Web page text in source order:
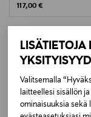
LISÄTIETOJA
Valitsemalla
laitteellesi sisällön
ominaisuuksia sekä
1LAS01975B1
Valmistaja
Pentik Oy
Original Price
117,00 €
LISÄÄ